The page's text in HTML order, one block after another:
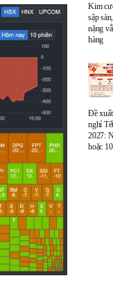
Kim
sập
nặng
hàng
Đề
nghỉ
2027:
hoặc